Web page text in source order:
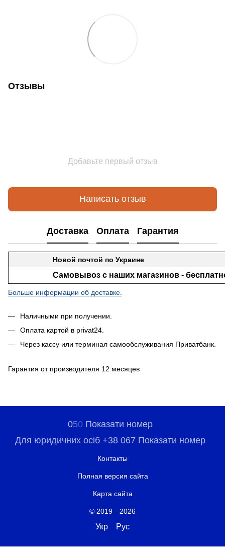
Отзывы
Добавьте первый отзыв
Написать отзыв
Доставка Оплата Гарантия
Новой почтой по Украине
Самовывоз с наших магазинов -
Больше информации об доставке.
Наличными при получении.
Оплата картой в privat24.
Через кассу или терминал самообслуживания Приватбанк.
Гарантия от производителя 12 месяцев
050 Показати номер
Для юридичних осіб +38 067 Показати номер
Контакты
Полная версия сайта
Карта сайта
© 2019—2026
Укр Рус